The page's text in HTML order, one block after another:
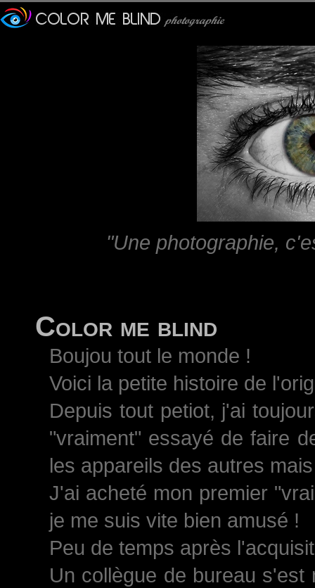
"Une photographie,
Color me blind
Boujou tout le monde !
Voici la petite histoire de
Depuis tout petiot, j'ai
"vraiment" essayé de faire
les appareils des autres
J'ai acheté mon premier
je me suis vite bien amusé !
Peu de temps après
Un collègue de bureau